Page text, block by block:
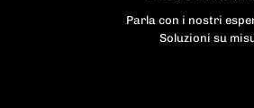
Parla con i nostri
Soluzioni su